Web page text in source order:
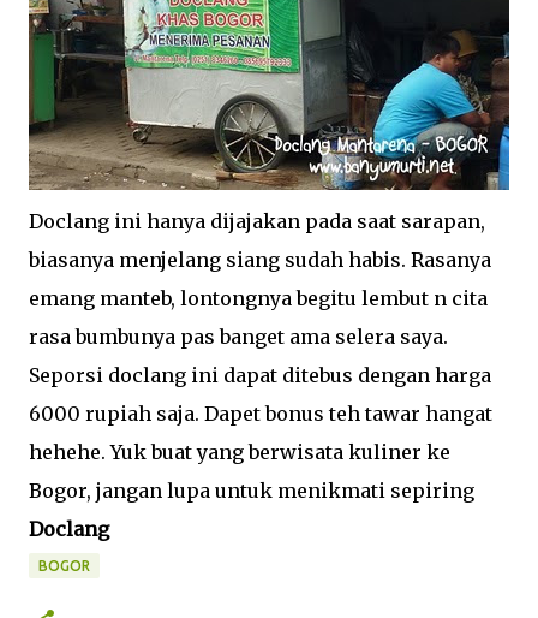
Doclang ini hanya dijajakan pada saat sarapan,
biasanya menjelang siang sudah habis. Rasanya
emang manteb, lontongnya begitu lembut n cita
rasa bumbunya pas banget ama selera saya.
Seporsi doclang ini dapat ditebus dengan harga
6000 rupiah saja. Dapet bonus teh tawar hangat
hehehe. Yuk buat yang berwisata kuliner ke
Bogor, jangan lupa untuk menikmati sepiring
Doclang
BOGOR